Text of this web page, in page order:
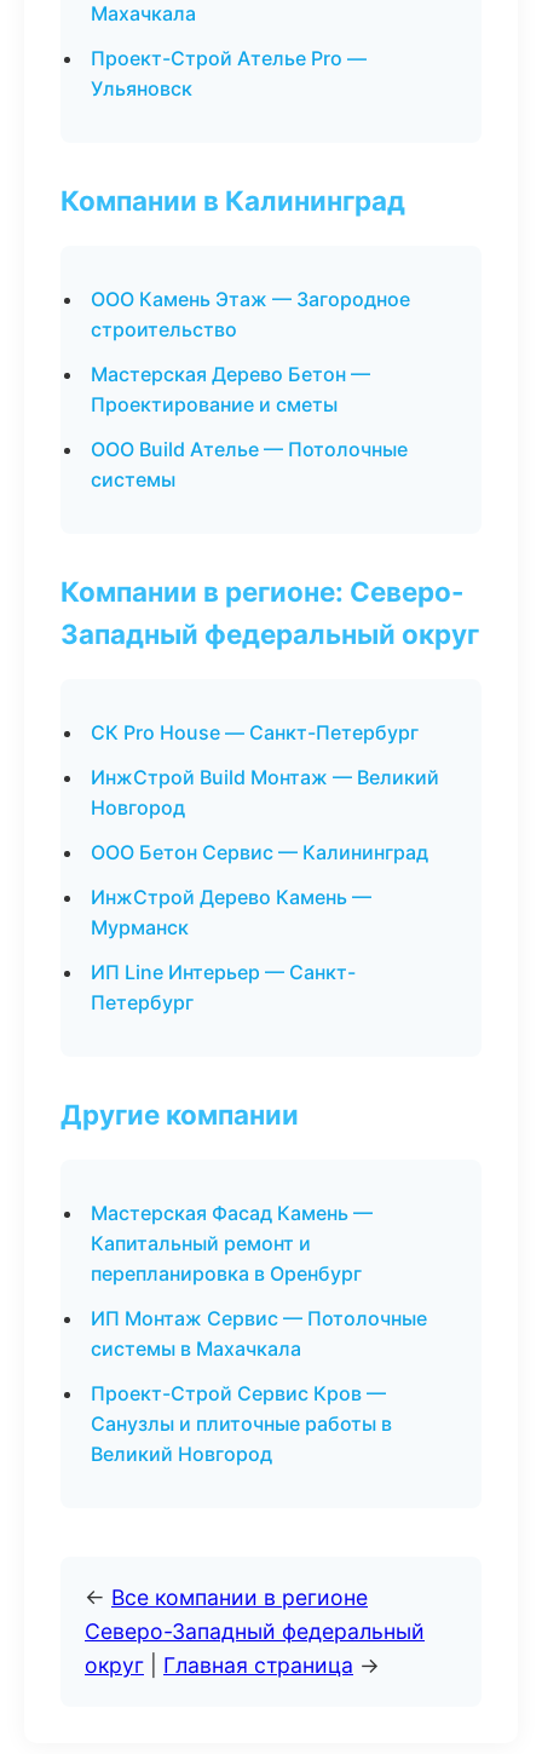
Махачкала
Проект-Строй Ателье Pro —
Ульяновск
Компании в Калининград
ООО Камень Этаж — Загородное
строительство
Мастерская Дерево Бетон —
Проектирование и сметы
ООО Build Ателье — Потолочные
системы
Компании в регионе: Северо-
Западный федеральный округ
СК Pro House — Санкт-Петербург
ИнжСтрой Build Монтаж — Великий
Новгород
ООО Бетон Сервис — Калининград
ИнжСтрой Дерево Камень —
Мурманск
ИП Line Интерьер — Санкт-
Петербург
Другие компании
Мастерская Фасад Камень —
Капитальный ремонт и
перепланировка в Оренбург
ИП Монтаж Сервис — Потолочные
системы в Махачкала
Проект-Строй Сервис Кров —
Санузлы и плиточные работы в
Великий Новгород
← Все компании в регионе
Северо-Западный федеральный
округ
Главная страница →